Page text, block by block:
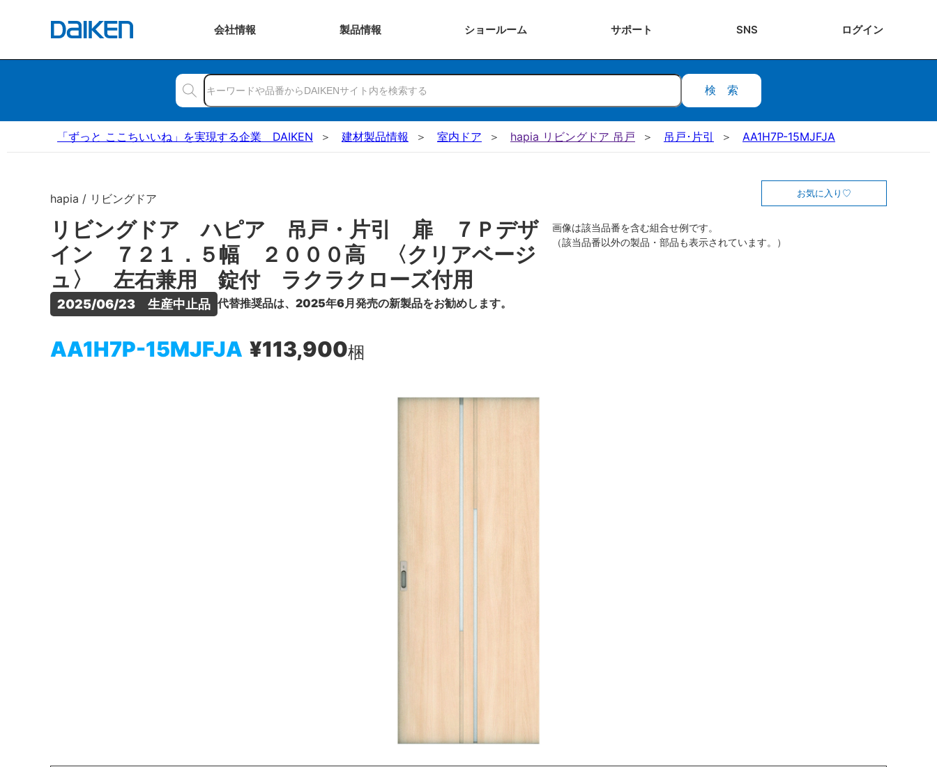
会社情報 製品情報 ショールーム サポート SNS ログイン
検索
「ずっと ここちいいね」を実現する企業 DAIKEN 建材製品情報 室内ドア hapia リビングドア 吊戸 吊戸･片引 AA1H7P-15MJFJA
hapia / リビングドア
リビングドア ハピア 吊戸・片引 扉 ７Ｐデザ
イン ７２１．５幅 ２０００高 〈クリアベージ
ュ〉 左右兼用 錠付 ラクラクローズ付用
2025/06/23　生産中止品 代替推奨品は、2025年6月発売の新製品をお勧めします。
AA1H7P-15MJFJA ¥113,900梱
お気に入り
画像は該当品番を含む組合せ例です。
（該当品番以外の製品・部品も表示されています。）